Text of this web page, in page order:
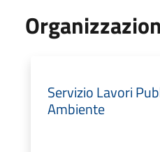
Servizio Lavori
Ambiente